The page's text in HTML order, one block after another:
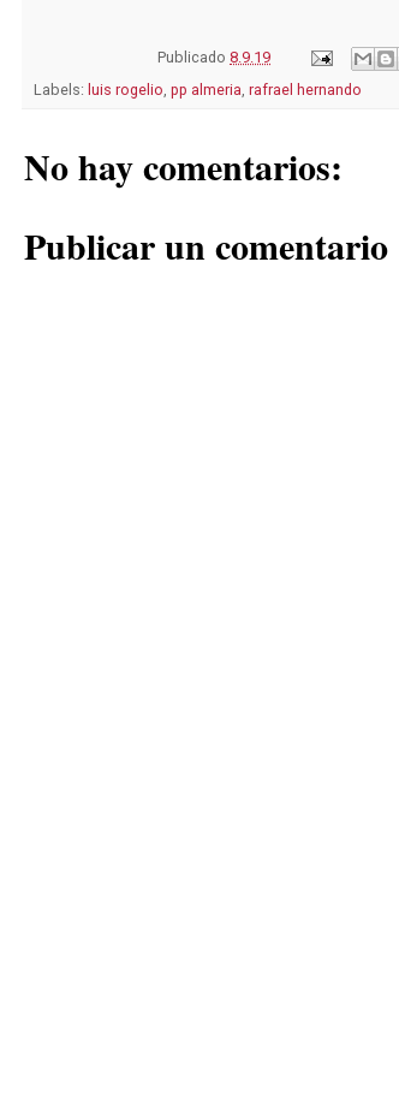
Publicado 8.9.19
Labels: luis rogelio pp almeria rafrael hernando
No hay comentarios:
Publicar un comentario